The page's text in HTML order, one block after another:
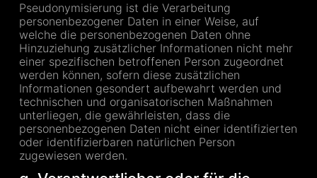
Pseudonymisierung ist die Verarbeitung
personenbezogener Daten in einer Weise, auf
welche die personenbezogenen Daten ohne
Hinzuziehung zusätzlicher Informationen nicht mehr
einer spezifischen betroffenen Person zugeordnet
werden können, sofern diese zusätzlichen
Informationen gesondert aufbewahrt werden und
technischen und organisatorischen Maßnahmen
unterliegen, die gewährleisten, dass die
personenbezogenen Daten nicht einer identifizierten
oder identifizierbaren natürlichen Person
zugewiesen werden.